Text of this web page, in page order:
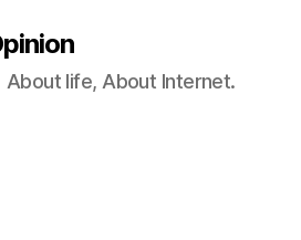
About life, About Internet.